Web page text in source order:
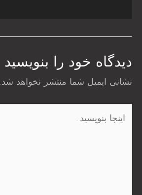
دیدگاه‌ خود را بنویسید
نشانی ایمیل شما منتشر نخواهد شد.